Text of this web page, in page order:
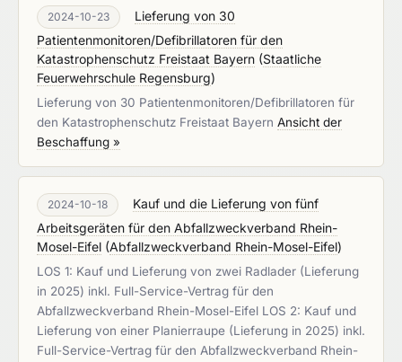
2024-10-23
Lieferung von 30
Patientenmonitoren/Defibrillatoren für den
Katastrophenschutz Freistaat Bayern (Staatliche
Feuerwehrschule Regensburg)
Lieferung von 30 Patientenmonitoren/Defibrillatoren für
den Katastrophenschutz Freistaat Bayern Ansicht der
Beschaffung »
2024-10-18
Kauf und die Lieferung von fünf
Arbeitsgeräten für den Abfallzweckverband Rhein-
Mosel-Eifel (Abfallzweckverband Rhein-Mosel-Eifel)
LOS 1: Kauf und Lieferung von zwei Radlader (Lieferung
in 2025) inkl. Full-Service-Vertrag für den
Abfallzweckverband Rhein-Mosel-Eifel LOS 2: Kauf und
Lieferung von einer Planierraupe (Lieferung in 2025) inkl.
Full-Service-Vertrag für den Abfallzweckverband Rhein-